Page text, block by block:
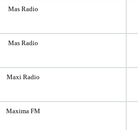
Mas Radio
Mas Radio
Maxi Radio
Maxima FM